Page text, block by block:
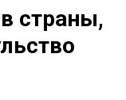
страны,